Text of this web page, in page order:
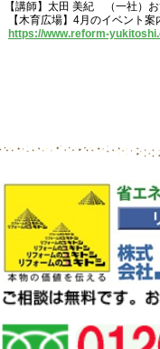
【講師】太田 美紀 （一社）
【木育広場】4月のイベント案
https://www.reform-